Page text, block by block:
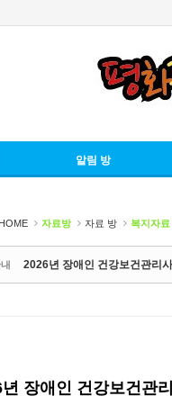
알림 방
HOME 자료방 자료 방 복지자료
2026년 장애인 건강보건관리
장애인 건강보건관
북5